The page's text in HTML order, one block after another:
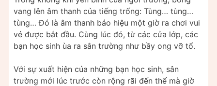
vang lên âm thanh của tiếng trống: Tùng… tùng…
tùng… Đó là âm thanh báo hiệu một giờ ra chơi vui
vẻ được bắt đầu. Cùng lúc đó, từ các cửa lớp, các
bạn học sinh ùa ra sân trường như bầy ong vỡ tổ.
Với sự xuất hiện của những bạn học sinh, sân
trường mới lúc trước còn rộng rãi đến thế mà giờ